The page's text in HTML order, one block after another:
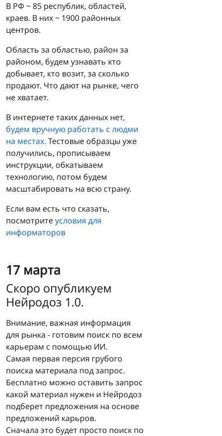
В РФ ~ 85 республик, областей,
краев. В них ~ 1900 районных
центров.
Область за областью, район за
районом, будем узнавать кто
добывает, кто возит, за сколько
продают. Что дают на рынке, чего
не хватает.
В интернете таких данных нет,
будем вручную работать с людми
на местах. Тестовые образцы уже
получились, прописываем
инструкции, обкатываем
технологию, потом будем
масштабировать на всю страну.
Если вам есть что сказать,
посмотритеусловия для
информаторов
17 марта
Скоро опубликуем
Нейродоз 1.0.
Внимание, важная информация
для рынка - готовим поиск по всем
карьерам с помощью ИИ.
Самая первая персия грубого
поиска материала под запрос.
Бесплатно можно оставить запрос
какой материал нужен и Нейродоз
подберет предложения на основе
предложений карьров.
Сначала это будет просто поиск по